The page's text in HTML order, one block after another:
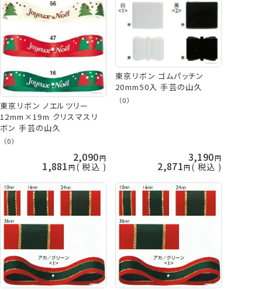
東京リボン ノエルツリー
12mm×19m クリスマスリ
ボン 手芸の山久
（0）
2,090
1,881 税込
東京リボン ゴムパッチン
20mm50入 手芸の山久
（0）
3,190
2,871 税込